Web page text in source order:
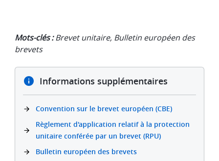
Mots-clés :Brevet unitaire, Bulletin européen des
brevets
Informations supplémentaires
Convention sur le brevet européen (CBE)
Règlement d'application relatif à la protection
unitaire conférée par un brevet (RPU)
Bulletin européen des brevets